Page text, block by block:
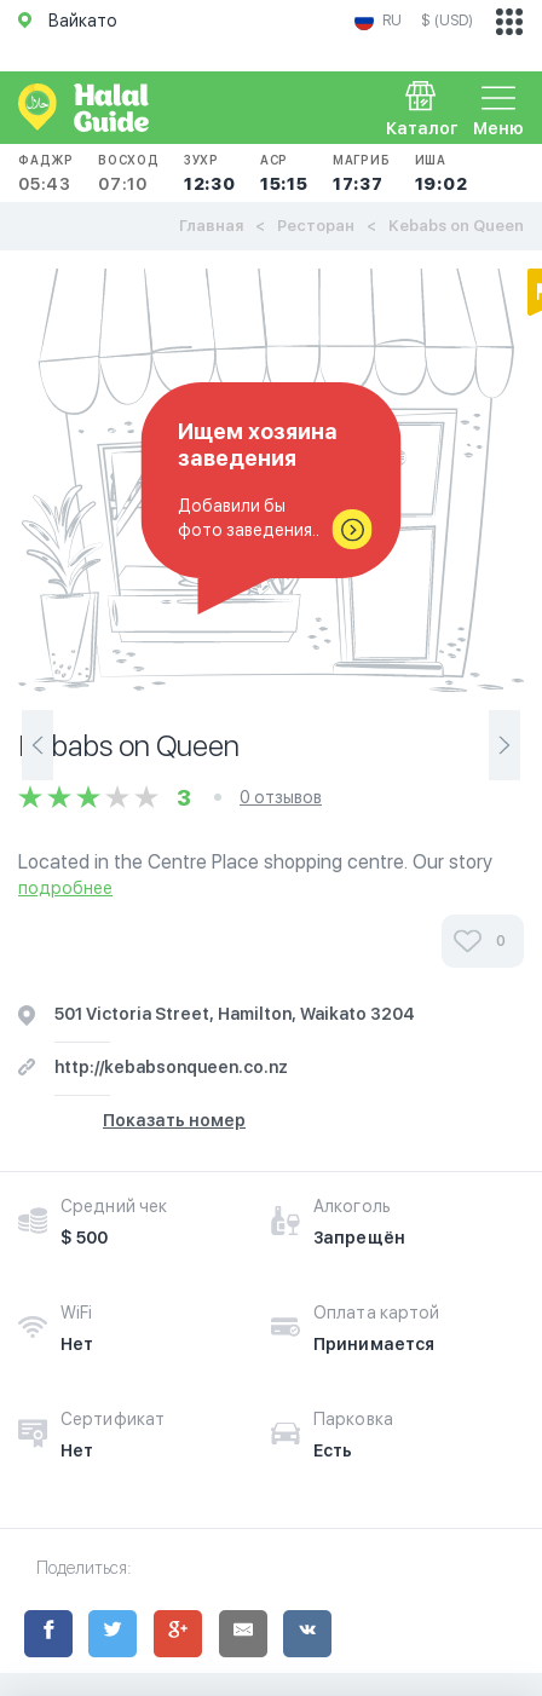
Вайкато RU $ (USD)
Меню
Каталог
ФАДЖР
05:43
ВОСХОД
07:10
ЗУХР
12:30
АСР
15:15
МАГРИБ
17:37
ИША
19:02
Главная Ресторан Kebabs on Queen
Ищем хозяина
заведения
Добавили бы
фото заведения..
Kebabs on Queen
3 0 отзывов
Located in the Centre Place shopping centre. Our story
began in Turkey and travelled to the other side of the
подробнее
0
501 Victoria Street, Hamilton, Waikato 3204
http://kebabsonqueen.co.nz
Показать номер
Средний чек
$ 500
Алкоголь
Запрещён
WiFi
Нет
Оплата картой
Принимается
Сертификат
Нет
Парковка
Есть
Поделиться: